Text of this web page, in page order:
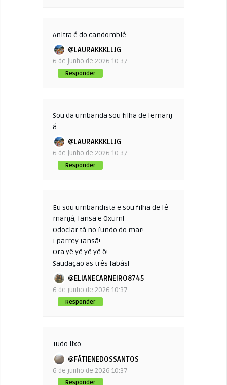
Anitta é do candomblé
@LAURAKKKLLJG
6 de junho de 2026 10:37
Responder
Sou da umbanda sou filha de Iemanj
á
@LAURAKKKLLJG
6 de junho de 2026 10:37
Responder
Eu sou umbandista e sou filha de Iê
manjá, Iansã e Oxum!
Odociar tá no fundo do mar!
Eparrey Iansã!
Ora yê yê yê yê ô!
Saudação as três Iabás!
@ELIANECARNEIRO8745
6 de junho de 2026 10:37
Responder
Tudo lixo
@FÁTIENEDOSSANTOS
6 de junho de 2026 10:37
Responder